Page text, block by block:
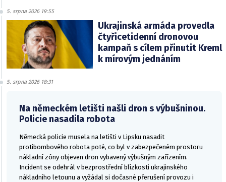
5. srpna 2026 19:55
Ukrajinská armáda provedla
čtyřicetidenní dronovou
kampaň s cílem přinutit Kreml
k mírovým jednáním
5. srpna 2026 18:31
Na německém letišti našli dron s výbušninou.
Policie nasadila robota
Německá policie musela na letišti v Lipsku nasadit
protibombového robota poté, co byl v zabezpečeném prostoru
nákladní zóny objeven dron vybavený výbušným zařízením.
Incident se odehrál v bezprostřední blízkosti ukrajinského
nákladního letounu a vyžádal si dočasné přerušení provozu i